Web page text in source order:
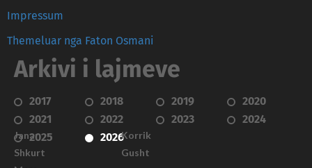
Impressum
Themeluar nga Faton Osmani
Arkivi i lajmeve
2017 2018 2019
2020
2021
2022 2023
2024
2025
2026
Janar
Shkurt
Korrik
Gusht